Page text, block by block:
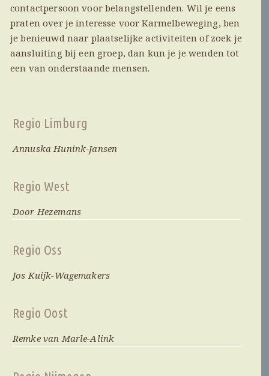
contactpersoon voor belangstellenden. Wil je eens
praten over je interesse voor Karmelbeweging, ben
je benieuwd naar plaatselijke activiteiten of zoek je
aansluiting bij een groep, dan kun je je wenden tot
een van onderstaande mensen.
Regio Limburg
Annuska Hunink-Jansen
Regio West
Door Hezemans
Regio Oss
Jos Kuijk-Wagemakers
Regio Oost
Remke van Marle-Alink